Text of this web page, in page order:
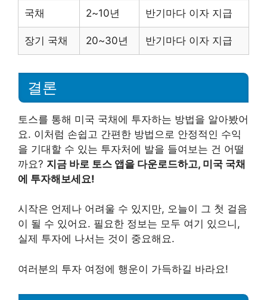
국채 2~10년 반기마다 이자 지급
장기 국채 20~30년 반기마다 이자 지급
결론
토스를 통해 미국 국채에 투자하는 방법을 알아봤어
요. 이처럼 손쉽고 간편한 방법으로 안정적인 수익
을 기대할 수 있는 투자처에 발을 들여보는 건 어떨
까요? 지금 바로 토스 앱을 다운로드하고, 미국 국채
에 투자해보세요!
시작은 언제나 어려울 수 있지만, 오늘이 그 첫 걸음
이 될 수 있어요. 필요한 정보는 모두 여기 있으니,
실제 투자에 나서는 것이 중요해요.
여러분의 투자 여정에 행운이 가득하길 바라요!